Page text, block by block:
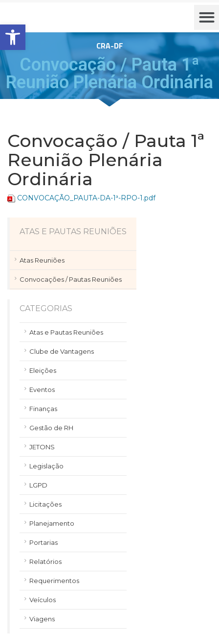
Barra de Ferramentas Aberta
CRA-DF
Convocação / Pauta 1ª
Reunião Plenária Ordinária
Convocação / Pauta 1ª
Reunião Plenária
Ordinária
CONVOCAÇÃO_PAUTA-DA-1ª-RPO-1.pdf
ATAS E PAUTAS REUNIÕES
Atas Reuniões
Convocações / Pautas Reuniões
CATEGORIAS
Atas e Pautas Reuniões
Clube de Vantagens
Eleições
Eventos
Finanças
Gestão de RH
JETONS
Legislação
LGPD
Licitações
Planejamento
Portarias
Relatórios
Requerimentos
Veículos
Viagens